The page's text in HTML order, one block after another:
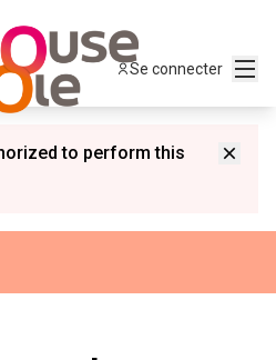
Se connecter
to perform this